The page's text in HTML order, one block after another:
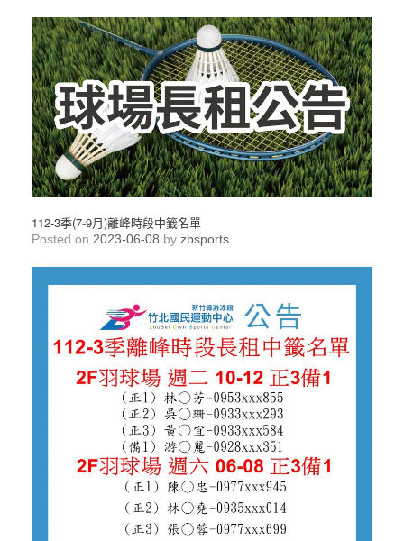
112-3季(7-9月)離峰時段中籤名單
Posted on 2023-06-08 by zbsports